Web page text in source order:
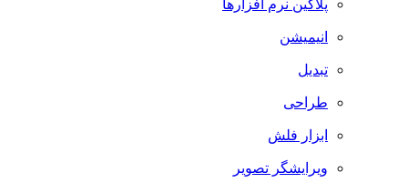
پلاگین نرم افزارها
انیمیشن
تبدیل
طراحی
ابزار فلش
ویرایشگر تصویر